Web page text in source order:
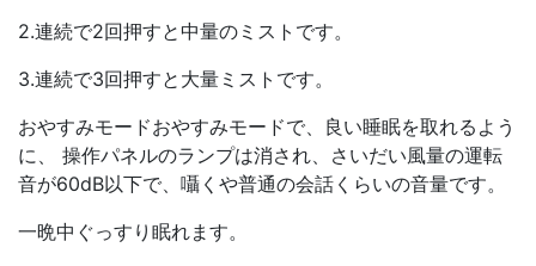
2.連続で2回押すと中量のミストです。
3.連続で3回押すと大量ミストです。
おやすみモードおやすみモードで、良い睡眠を取れるよう
に、 操作パネルのランプは消され、さいだい風量の運転
音が60dB以下で、囁くや普通の会話くらいの音量です。
一晩中ぐっすり眠れます。